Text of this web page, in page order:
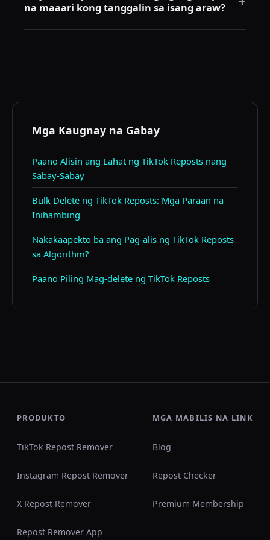
nag-aawtomatiko ng proseso ng pag-alis, ngunit
na maaari kong tanggalin sa isang araw?
katamtamang bilis para sa malaking backlog.
Mga Kaugnay na Gabay
Paano Alisin ang Lahat ng TikTok Reposts nang
Sabay-Sabay
Bulk Delete ng TikTok Reposts: Mga Paraan na
Inihambing
Nakakaapekto ba ang Pag-alis ng TikTok Reposts
sa Algorithm?
Paano Piling Mag-delete ng TikTok Reposts
PRODUKTO
TikTok Repost Remover
Instagram Repost Remover
X Repost Remover
Repost Remover App
MGA MABILIS NA LINK
Blog
Repost Checker
Premium Membership